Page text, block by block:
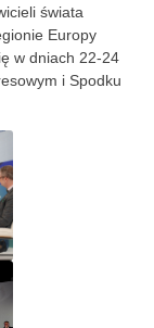
świata
Europy
w dniach 22-24
i Spodku